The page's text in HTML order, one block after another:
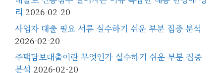
리 2026-02-20
사업자 대출 필요 서류 실수하기 쉬운 부분 집중 분석
2026-02-20
주택담보대출이란 무엇인가 실수하기 쉬운 부분 집중
분석 2026-02-20